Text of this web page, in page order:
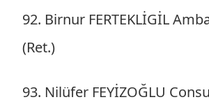
92. Birnur FERTEKLİGİL
(Ret.)
93. Nilüfer FEYİZOĞLU